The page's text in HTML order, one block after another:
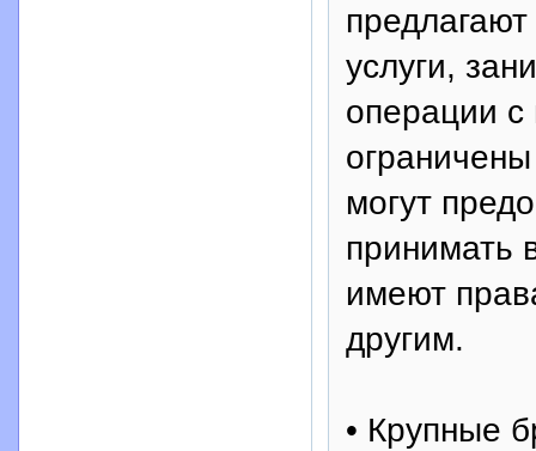
услуги,
операции
могут
принимать
имеют
другим.
• Крупные